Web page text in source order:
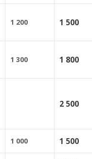
1 200 1 500
1 300 1 800
2 500
1 000 1 500